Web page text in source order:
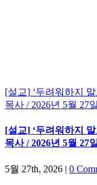
[설교] ‘두려워하지
목사 / 2026년 5월 27
[설교] ‘두려워하지
목사 / 2026년 5월 27
5월 27th, 2026 | 0